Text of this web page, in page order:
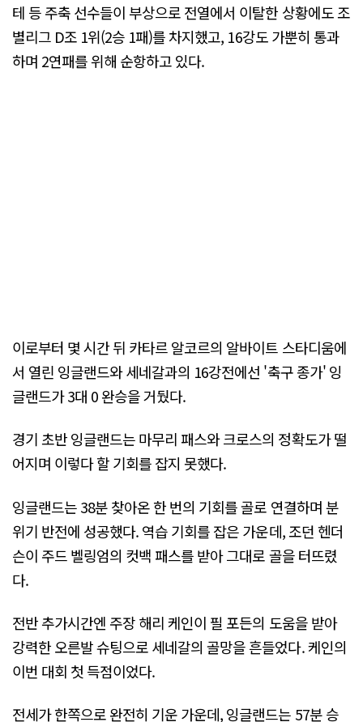
테 등 주축 선수들이 부상으로 전열에서 이탈한 상황에도 조
별리그 D조 1위(2승 1패)를 차지했고, 16강도 가뿐히 통과
하며 2연패를 위해 순항하고 있다.
이로부터 몇 시간 뒤 카타르 알코르의 알바이트 스타디움에
서 열린 잉글랜드와 세네갈과의 16강전에선 '축구 종가' 잉
글랜드가 3대 0 완승을 거뒀다.
경기 초반 잉글랜드는 마무리 패스와 크로스의 정확도가 떨
어지며 이렇다 할 기회를 잡지 못했다.
잉글랜드는 38분 찾아온 한 번의 기회를 골로 연결하며 분
위기 반전에 성공했다. 역습 기회를 잡은 가운데, 조던 헨더
슨이 주드 벨링엄의 컷백 패스를 받아 그대로 골을 터뜨렸
다.
전반 추가시간엔 주장 해리 케인이 필 포든의 도움을 받아
강력한 오른발 슈팅으로 세네갈의 골망을 흔들었다. 케인의
이번 대회 첫 득점이었다.
전세가 한쪽으로 완전히 기운 가운데, 잉글랜드는 57분 승